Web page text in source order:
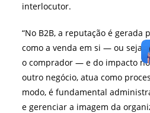
interlocutor.
“No B2B, a reputação é gerada
como a venda em si — ou seja,
o comprador — e do impacto
outro negócio, atua como
modo, é fundamental
e gerenciar a imagem da